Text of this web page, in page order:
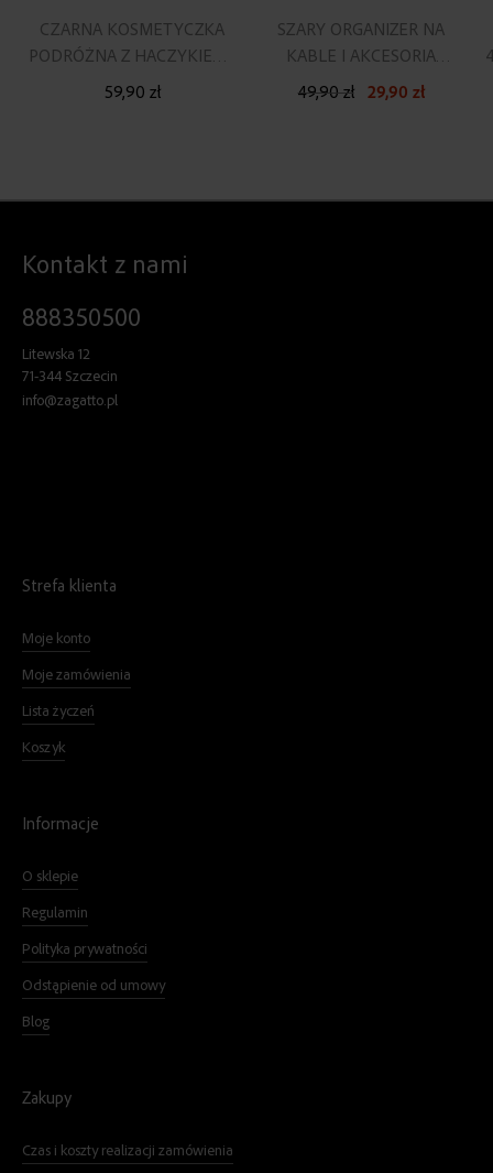
CZARNA KOSMETYCZKA
PODRÓŻNA Z HACZYKIEM I
LUSTERKIEM
59,90 zł
SZARY ORGANIZER NA
KABLE I AKCESORIA
ELEKTRONICZNE ZG733
29,90 zł
49,90 zł
Kontakt z nami
888350500
Litewska 12
71-344 Szczecin
info@zagatto.pl
Strefa klienta
Moje konto
Moje zamówienia
Lista życzeń
Koszyk
Informacje
O sklepie
Regulamin
Polityka prywatności
Odstąpienie od umowy
Blog
Zakupy
Czas i koszty realizacji zamówienia